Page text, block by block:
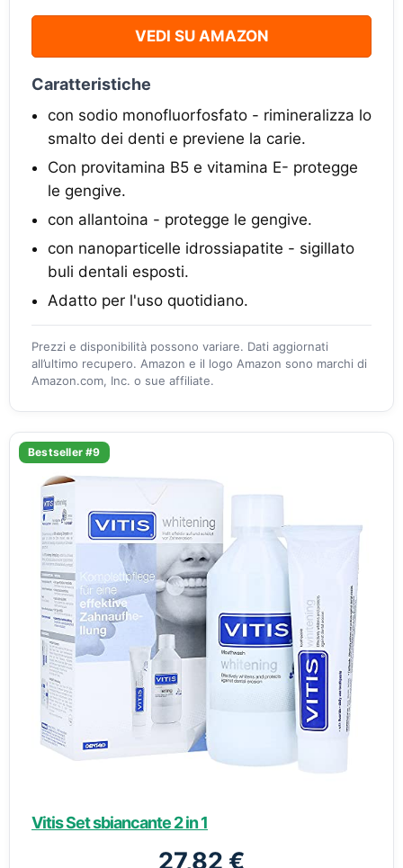
VEDI SU AMAZON
Caratteristiche
con sodio monofluorfosfato - rimineralizza lo
smalto dei denti e previene la carie.
Con provitamina B5 e vitamina E- protegge
le gengive.
con allantoina - protegge le gengive.
con nanoparticelle idrossiapatite - sigillato
buli dentali esposti.
Adatto per l'uso quotidiano.
Prezzi e disponibilità possono variare. Dati aggiornati
all’ultimo recupero. Amazon e il logo Amazon sono marchi di
Amazon.com, Inc. o sue affiliate.
Bestseller #9
Vitis Set sbiancante 2 in 1
27,82 €